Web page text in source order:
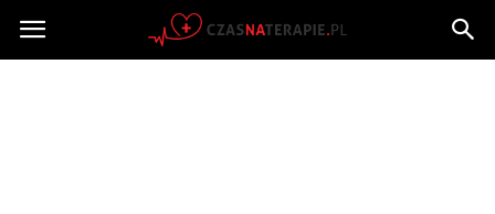
Czasnaterapie.pl